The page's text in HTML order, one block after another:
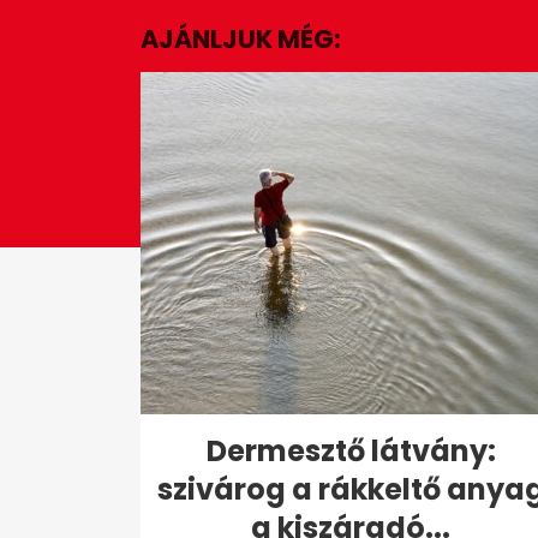
31
secondsVolume
0%
AJÁNLJUK MÉG:
Dermesztő látvány:
szivárog a rákkeltő
a kiszáradó...